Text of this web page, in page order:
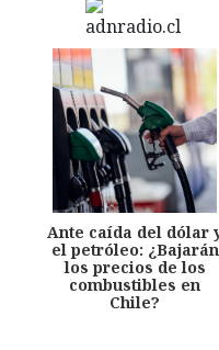
Ante caída del dólar
el petróleo: ¿Bajarán
los precios de los
combustibles en
Chile?